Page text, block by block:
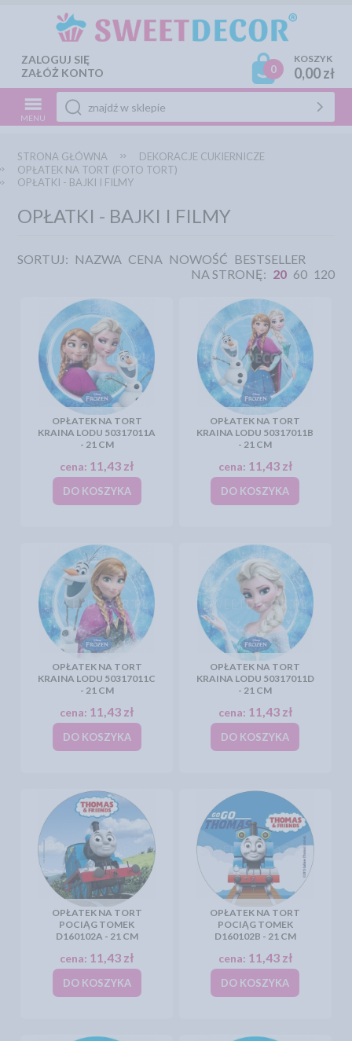
ZALOGUJ SIĘ
ZAŁÓŻ KONTO
0
KOSZYK
0,00 zł
MENU
STRONA GŁÓWNA
DEKORACJE CUKIERNICZE
OPŁATEK NA TORT (FOTO TORT)
OPŁATKI - BAJKI I FILMY
OPŁATKI - BAJKI I FILMY
SORTUJ: NAZWA CENA NOWOŚĆ BESTSELLER
NA STRONĘ: 20 60 120
OPŁATEK NA TORT
KRAINA LODU 50317011A
- 21 CM
cena: 11,43 zł
DO KOSZYKA
OPŁATEK NA TORT
KRAINA LODU 50317011B
- 21 CM
cena: 11,43 zł
DO KOSZYKA
OPŁATEK NA TORT
KRAINA LODU 50317011C
- 21 CM
cena: 11,43 zł
DO KOSZYKA
OPŁATEK NA TORT
KRAINA LODU 50317011D
- 21 CM
cena: 11,43 zł
DO KOSZYKA
OPŁATEK NA TORT
POCIĄG TOMEK
D160102A - 21 CM
cena: 11,43 zł
DO KOSZYKA
OPŁATEK NA TORT
POCIĄG TOMEK
D160102B - 21 CM
cena: 11,43 zł
DO KOSZYKA